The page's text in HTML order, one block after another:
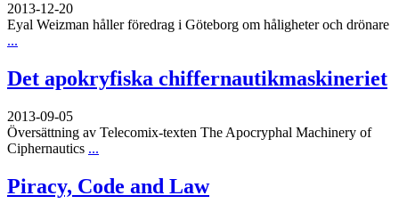
2013-12-20
Eyal Weizman håller föredrag i Göteborg om håligheter och drönare
...
Det apokryfiska chiffernautikmaskineriet
2013-09-05
Översättning av Telecomix-texten The Apocryphal Machinery of
Ciphernautics ...
Piracy, Code and Law